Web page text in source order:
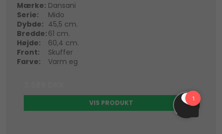
Mærke: Dansani
Serie:
Mido
Dybde: 45,5 cm.
Bredde: 61 cm.
Højde:
60,4 cm.
Front:
Skuffer
Farve:
Varm eg
VIS PRODUKT